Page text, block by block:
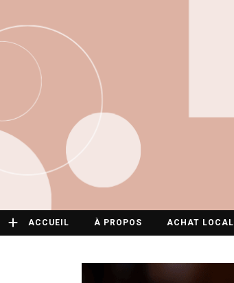
ACCUEIL À PROPOS ACHAT LOCAL